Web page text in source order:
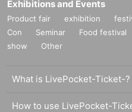
Exhibitions and Events
Product fair exhibition
Con
Seminar Food festival
show
Other
What is LivePocket-Ticket-?
How to use LivePocket-